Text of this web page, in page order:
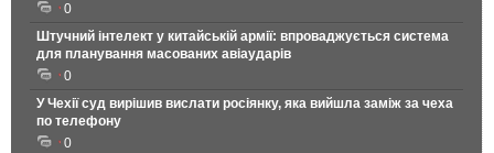
0
Штучний інтелект у китайській армії: впроваджується система
для планування масованих авіаударів
0
У Чехії суд вирішив вислати росіянку, яка вийшла заміж за чеха
по телефону
0